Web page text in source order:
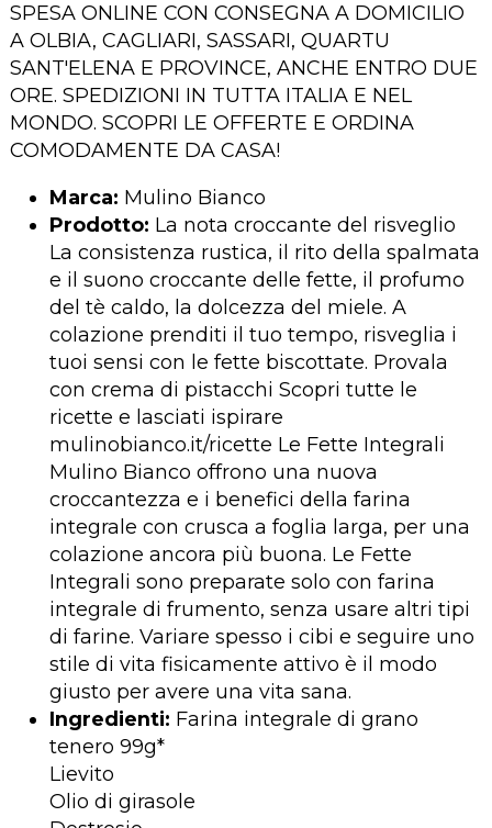
SPESA ONLINE CON CONSEGNA A DOMICILIO
A OLBIA, CAGLIARI, SASSARI, QUARTU
SANT'ELENA E PROVINCE, ANCHE ENTRO DUE
ORE. SPEDIZIONI IN TUTTA ITALIA E NEL
MONDO. SCOPRI LE OFFERTE E ORDINA
COMODAMENTE DA CASA!
Marca: Mulino Bianco
Prodotto: La nota croccante del risveglio
La consistenza rustica, il rito della spalmata
e il suono croccante delle fette, il profumo
del tè caldo, la dolcezza del miele. A
colazione prenditi il tuo tempo, risveglia i
tuoi sensi con le fette biscottate. Provala
con crema di pistacchi Scopri tutte le
ricette e lasciati ispirare
mulinobianco.it/ricette Le Fette Integrali
Mulino Bianco offrono una nuova
croccantezza e i benefici della farina
integrale con crusca a foglia larga, per una
colazione ancora più buona. Le Fette
Integrali sono preparate solo con farina
integrale di frumento, senza usare altri tipi
di farine. Variare spesso i cibi e seguire uno
stile di vita fisicamente attivo è il modo
giusto per avere una vita sana.
Ingredienti: Farina integrale di grano
tenero 99g*
Lievito
Olio di girasole